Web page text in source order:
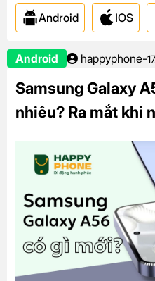
Android IOS
Android happyphone-
Samsung Galaxy
nhiêu? Ra mắt khi